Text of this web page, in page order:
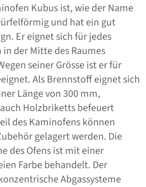
Kubus ist, wie der Name
und hat ein gut
Er eignet sich für jedes
der Mitte des Raumes
seiner Grösse ist er für
Als Brennstoff eignet sich
Länge von 300 mm,
Holzbriketts befeuert
des Kaminofens können
gelagert werden. Die
des Ofens ist mit einer
Farbe behandelt. Der
Abgassysteme